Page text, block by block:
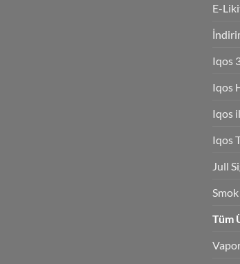
E-
Iqos
Iqos
Iqos
Iqos
Jull
Smok
Tüm